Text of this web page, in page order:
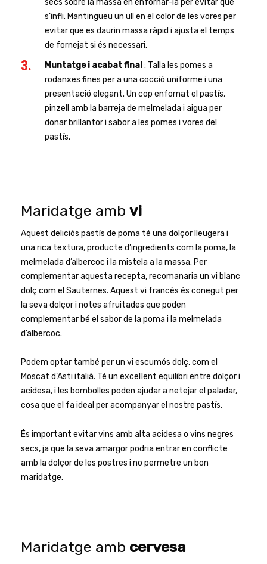
s’infli. Mantingueu un ull en el color de les vores per
evitar que es daurin massa ràpid i ajusta el temps
de fornejat si és necessari.
Muntatge i acabat final: Talla les pomes a
rodanxes fines per a una cocció uniforme i una
presentació elegant. Un cop enfornat el pastís,
pinzell amb la barreja de melmelada i aigua per
donar brillantor i sabor a les pomes i vores del
pastís.
Maridatge amb vi
Aquest deliciós pastís de poma té una dolçor lleugera i
una rica textura, producte d’ingredients com la poma, la
melmelada d’albercoc i la mistela a la massa. Per
complementar aquesta recepta, recomanaria un vi blanc
dolç com el Sauternes. Aquest vi francès és conegut per
la seva dolçor i notes afruitades que poden
complementar bé el sabor de la poma i la melmelada
d’albercoc.
Podem optar també per un vi escumós dolç, com el
Moscat d’Asti italià. Té un excel·lent equilibri entre dolçor i
acidesa, i les bombolles poden ajudar a netejar el paladar,
cosa que el fa ideal per acompanyar el nostre pastís.
És important evitar vins amb alta acidesa o vins negres
secs, ja que la seva amargor podria entrar en conflicte
amb la dolçor de les postres i no permetre un bon
maridatge.
Maridatge amb cervesa